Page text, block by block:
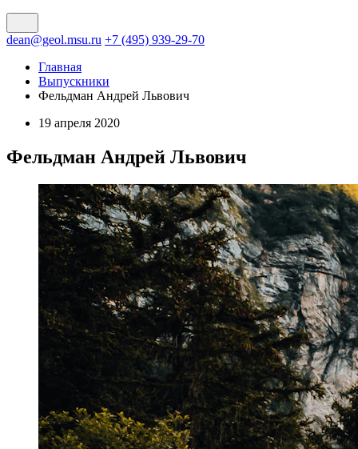
dean@geol.msu.ru +7 (495) 939-29-70
Главная
Выпускники
Фельдман Андрей Львович
19 апреля 2020
Фельдман Андрей Львович